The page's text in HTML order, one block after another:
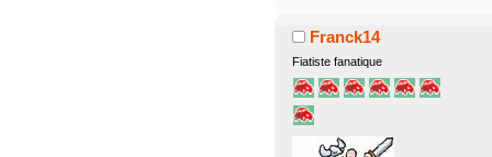
Franck14
Fiatiste fanatique